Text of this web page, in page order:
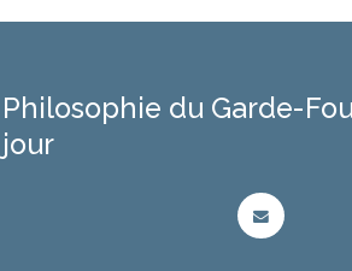
Philosophie du Garde-
jour